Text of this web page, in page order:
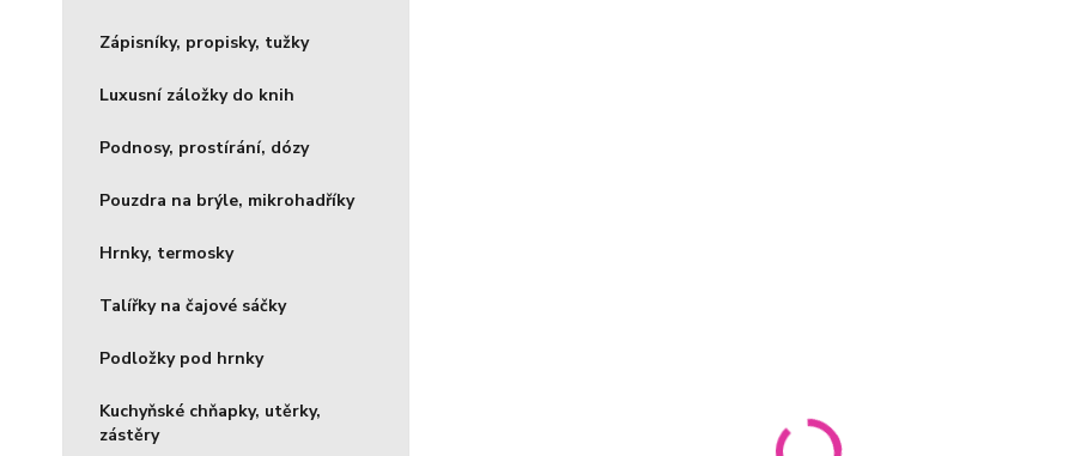
Zápisníky, propisky, tužky
Luxusní záložky do knih
Podnosy, prostírání, dózy
Pouzdra na brýle, mikrohadříky
Hrnky, termosky
Talířky na čajové sáčky
Podložky pod hrnky
Kuchyňské chňapky, utěrky,
zástěry